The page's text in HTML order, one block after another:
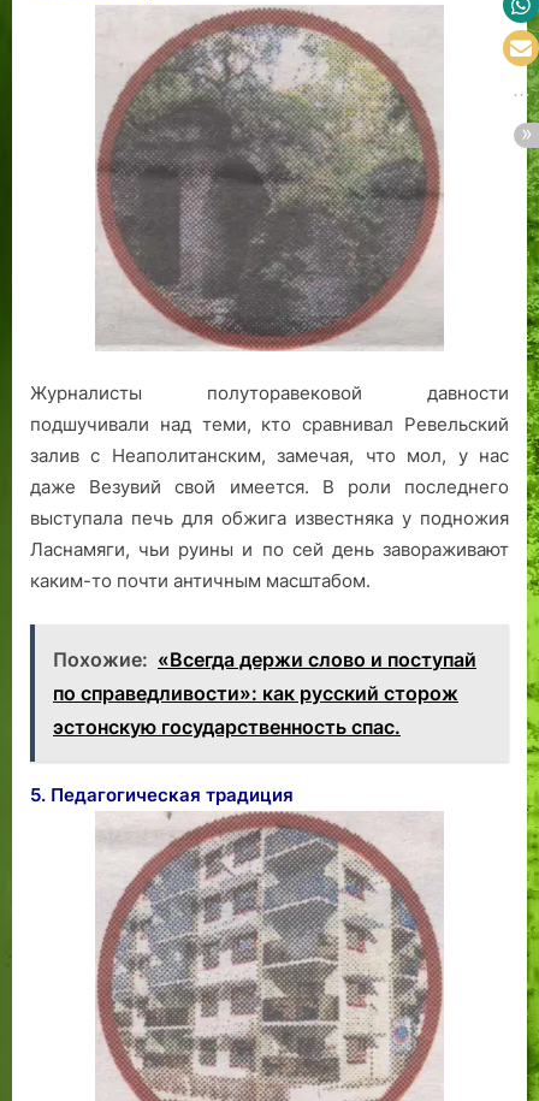
Журналисты полуторавековой давности
подшучивали над теми, кто сравнивал Ревельский
залив с Неаполитанским, замечая, что мол, у нас
даже Везувий свой имеется. В роли последнего
выступала печь для обжига известняка у подножия
Ласнамяги, чьи руины и по сей день завораживают
каким-то почти античным масштабом.
Похожие: «Всегда держи слово и поступай
по справедливости»: как русский сторож
эстонскую государственность спас.
5. Педагогическая традиция